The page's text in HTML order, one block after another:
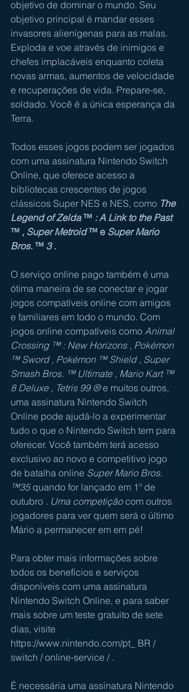
objetivo de dominar o mundo. Seu
objetivo principal é mandar esses
invasores alienígenas para as malas.
Exploda e voe através de inimigos e
chefes implacáveis ​​enquanto coleta
novas armas, aumentos de velocidade
e recuperações de vida. Prepare-se,
soldado. Você é a única esperança da
Terra.
Todos esses jogos podem ser jogados
com uma assinatura Nintendo Switch
Online, que oferece acesso a
bibliotecas crescentes de jogos
clássicos Super NES e NES, como The
Legend of Zelda ™ : A Link to the Past
™ , Super Metroid ™ e Super Mario
Bros. ™ 3 .
O serviço online pago também é uma
ótima maneira de se conectar e jogar
jogos compatíveis online com amigos
e familiares em todo o mundo. Com
jogos online compatíveis como Animal
Crossing ™ : New Horizons , Pokémon
™ Sword , Pokémon ™ Shield , Super
Smash Bros. ™ Ultimate , Mario Kart ™
8 Deluxe , Tetris 99 ® e muitos outros,
uma assinatura Nintendo Switch
Online pode ajudá-lo a experimentar
tudo o que o Nintendo Switch tem para
oferecer. Você também terá acesso
exclusivo ao novo e competitivo jogo
de batalha online Super Mario Bros.
™35 quando for lançado em 1º de
outubro . Uma competição com outros
jogadores para ver quem será o último
Mário a permanecer em em pé!
Para obter mais informações sobre
todos os benefícios e serviços
disponíveis com uma assinatura
Nintendo Switch Online, e para saber
mais sobre um teste gratuito de sete
dias, visite
https://www.nintendo.com/pt_ BR /
switch / online-service / .
É necessária uma assinatura Nintendo